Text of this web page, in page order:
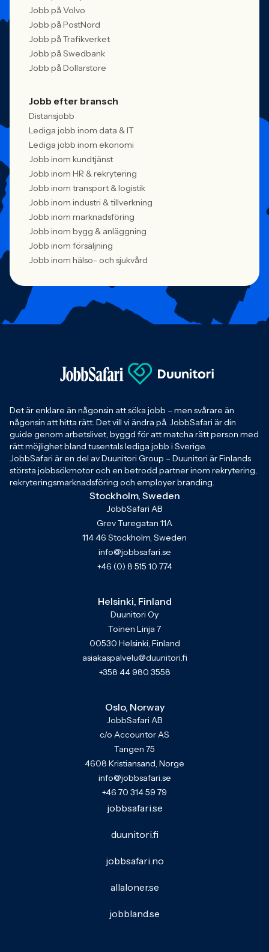
Jobb på Volvo
Jobb på PostNord
Jobb på Trafikverket
Jobb på Swedbank
Jobb på Dollarstore
Jobb efter bransch
Distansjobb
Lediga jobb inom data & IT
Lediga jobb inom ekonomi
Jobb inom kundtjänst
Jobb inom HR & rekrytering
Jobb inom transport & logistik
Jobb inom industri & tillverkning
Jobb inom marknadsföring
Jobb inom bygg & anläggning
Jobb inom försäljning
Jobb inom hälso- och sjukvård
Det är enklare än någonsin att söka jobb – men svårare än
någonsin att hitta rätt. Det vill vi ändra på. JobbSafari är din
guide genom arbetslivet, byggd för att matcha rätt person med
rätt möjlighet bland tusentals lediga jobb i Sverige.
JobbSafari är en del av Duunitori Group – Duunitori är Finlands
största jobbsökmotor och en betrodd partner inom rekrytering,
rekryteringsmarknadsföring och employer branding.
Stockholm, Sweden
JobbSafari AB
Grev Turegatan 11A
114 46 Stockholm, Sweden
info@jobbsafari.se
+46 (0) 8 515 10 774
Helsinki, Finland
Duunitori Oy
Toinen Linja 7
00530 Helsinki, Finland
asiakaspalvelu@duunitori.fi
+358 44 980 3558
Oslo, Norway
JobbSafari AB
c/o Accountor AS
Tangen 75
4608 Kristiansand, Norge
info@jobbsafari.se
+46 70 314 59 79
jobbsafari.se
duunitori.fi
jobbsafari.no
allaloner.se
jobbland.se